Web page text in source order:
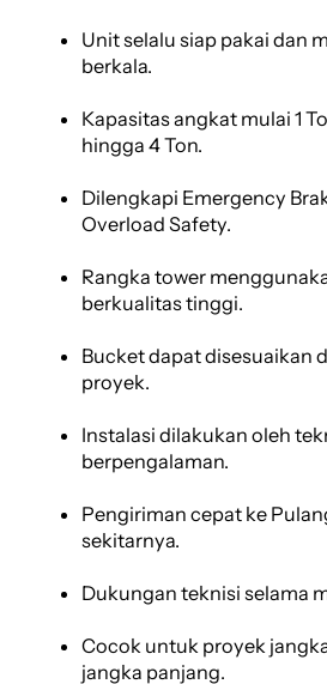
Unit selalu siap pakai dan
berkala.
Kapasitas angkat mulai 1
hingga 4 Ton.
Dilengkapi Emergency
Overload Safety.
Rangka tower
berkualitas tinggi.
Bucket dapat disesuaikan
proyek.
Instalasi dilakukan oleh
berpengalaman.
Pengiriman cepat ke
sekitarnya.
Dukungan teknisi selama
Cocok untuk proyek
jangka panjang.